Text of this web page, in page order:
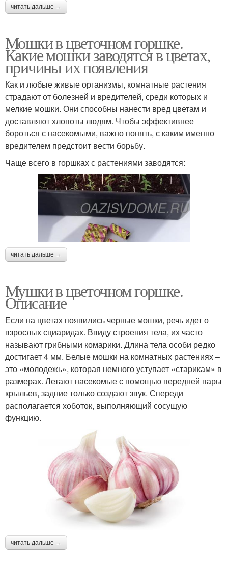
читать дальше →
Мошки в цветочном горшке.
Какие мошки заводятся в цветах,
причины их появления
Как и любые живые организмы, комнатные растения
страдают от болезней и вредителей, среди которых и
мелкие мошки. Они способны нанести вред цветам и
доставляют хлопоты людям. Чтобы эффективнее
бороться с насекомыми, важно понять, с каким именно
вредителем предстоит вести борьбу.
Чаще всего в горшках с растениями заводятся:
читать дальше →
Мушки в цветочном горшке.
Описание
Если на цветах появились черные мошки, речь идет о
взрослых сциаридах. Ввиду строения тела, их часто
называют грибными комарики. Длина тела особи редко
достигает 4 мм. Белые мошки на комнатных растениях –
это «молодежь», которая немного уступает «старикам» в
размерах. Летают насекомые с помощью передней пары
крыльев, задние только создают звук. Спереди
располагается хоботок, выполняющий сосущую
функцию.
читать дальше →